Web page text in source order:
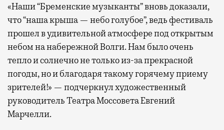
«Наши “Бременские музыканты” вновь доказали,
что “наша крыша — небо голубое”, ведь фестиваль
прошел в удивительной атмосфере под открытым
небом на набережной Волги. Нам было очень
тепло и солнечно не только из-за прекрасной
погоды, но и благодаря такому горячему приему
зрителей!» — подчеркнул художественный
руководитель Театра Моссовета Евгений
Марчелли.